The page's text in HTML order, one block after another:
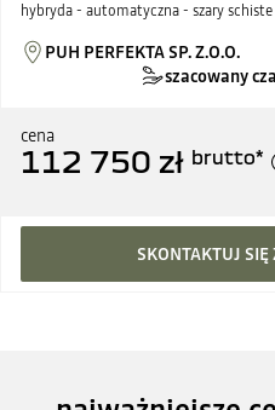
hybryda - automatyczna - szary schiste
PUH PERFEKTA SP. Z.O.O.
szacowany
cena
112 750 zł brutto*
SKONTAKTUJ